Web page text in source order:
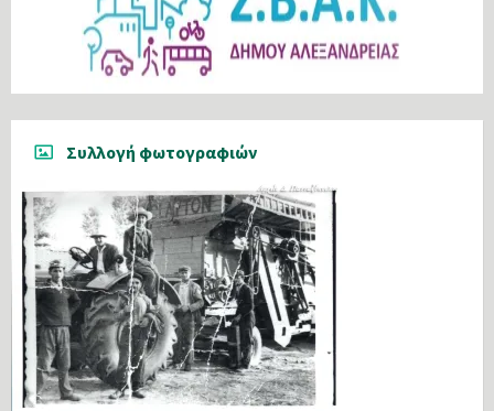
Συλλογή φωτογραφιών